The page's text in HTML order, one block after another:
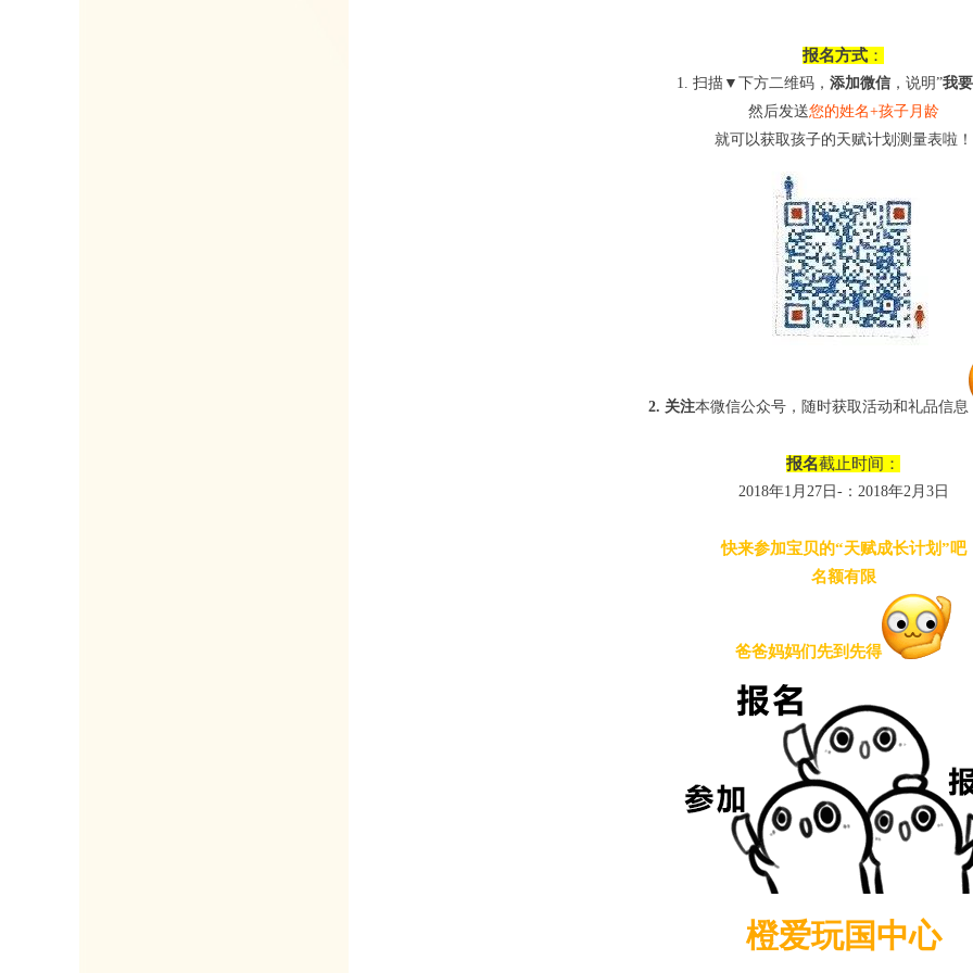
报名方式 ：
1. 扫描▼下方二维码， 添加微信 ，说明”我
然后发送您的姓名+孩子月龄
就可以获取孩子的天赋计划测量表啦！
2. 关注本微信公众号，随时获取活动和礼品信息
报名截止时间：
2018年1月27日-：2018年2月3日
快来参加宝贝的“天赋成长计划”吧
名额有限
爸爸妈妈们先到先得
橙爱玩国中心